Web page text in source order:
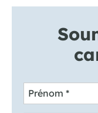
Prénom *